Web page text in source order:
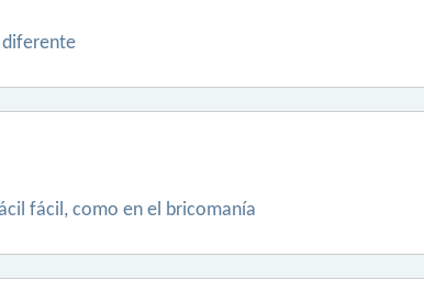
diferente
fácil, como en el bricomanía